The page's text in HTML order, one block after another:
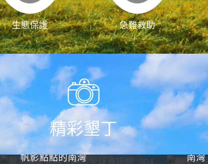
生態保護 急難救助
精彩墾丁
帆影點點的南灣
南灣